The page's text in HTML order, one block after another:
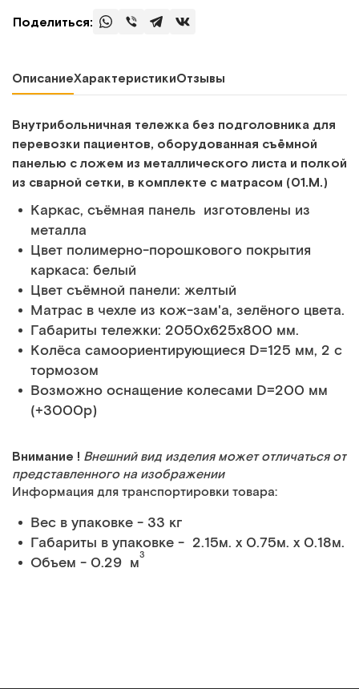
Поделиться:
ОписаниеХарактеристикиОтзывы
Внутрибольничная тележка без подголовника для
перевозки пациентов, оборудованная съёмной
панелью с ложем из металлического листа и полкой
из сварной сетки, в комплекте с матрасом (01.М.)
Каркас, съёмная панель изготовлены из
металла
Цвет полимерно-порошкового покрытия
каркаса: белый
Цвет съёмной панели: желтый
Матрас в чехле из кож-зам'а, зелёного цвета.
Габариты тележки: 2050x625x800 мм.
Колёса самоориентирующиеся D=125 мм, 2 с
тормозом
Возможно оснащение колесами D=200 мм
(+3000р)
Внимание ! Внешний вид изделия может отличаться от
представленного на изображении
Информация для транспортировки товара:
Вес в упаковке - 33 кг
Габариты в упаковке - 2.15м. x 0.75м. x 0.18м.
Объем - 0.29 м3